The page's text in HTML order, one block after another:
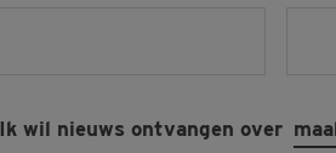
Ik wil nieuws ontvangen over